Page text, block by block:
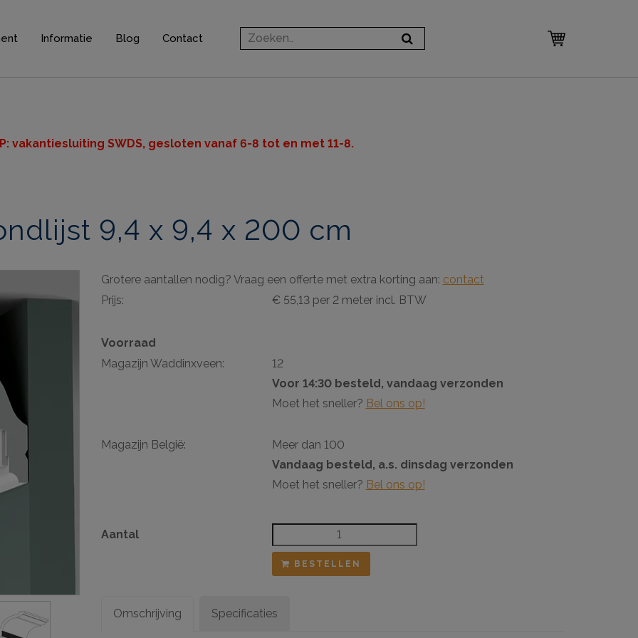
ophangsysteem
Informatie Blog Contact
vakantiesluiting SWDS, gesloten vanaf 6-8 tot en met 11-8.
9,4 x 9,4 x 200 cm
Grotere aantallen nodig? Vraag een offerte met extra korting aan: contact
Prijs:
€ 55,13 per 2 meter incl. BTW
Voorraad
Magazijn Waddinxveen:
12
Voor 14:30 besteld, vandaag verzonden
Moet het sneller? Bel ons op!
Magazijn België:
Meer dan 100
Vandaag besteld, a.s. dinsdag verzonden
Moet het sneller? Bel ons op!
Aantal
BESTELLEN
Omschrijving Specificaties